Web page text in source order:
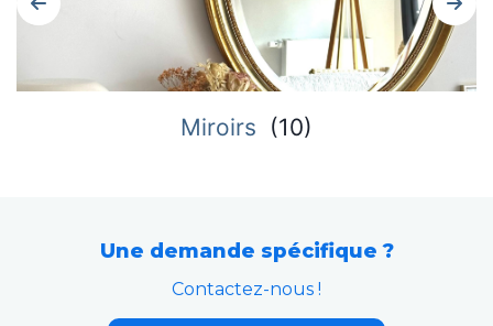
Miroirs (10)
Une demande spécifique ?
Contactez-nous !